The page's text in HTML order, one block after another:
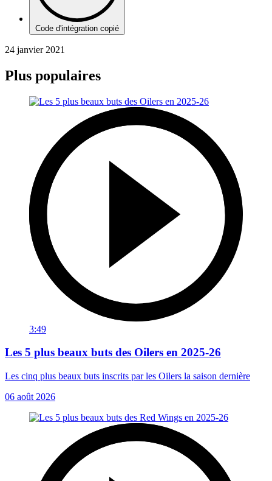
Code d'intégration copié
24 janvier 2021
Plus populaires
3:49
Les 5 plus beaux buts des Oilers en 2025-26
Les cinq plus beaux buts inscrits par les Oilers la saison dernière
06 août 2026